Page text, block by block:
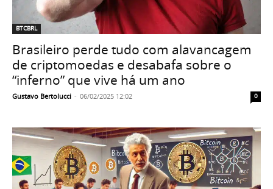
BTCBRL
Brasileiro perde tudo com alavancagem
de criptomoedas e desabafa sobre o
“inferno” que vive há um ano
Gustavo Bertolucci - 06/02/2025 12:02 0